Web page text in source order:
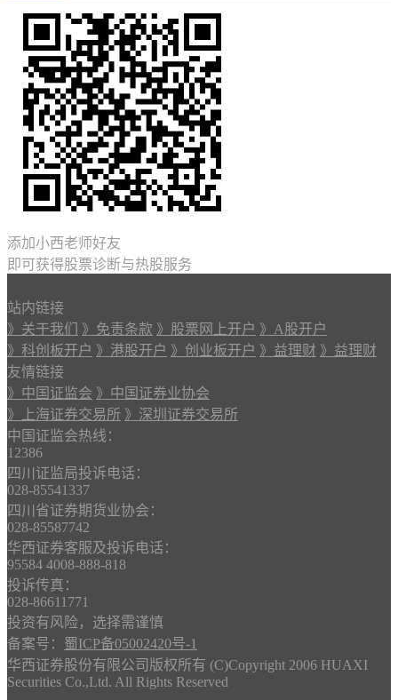
添加小西老师好友
即可获得股票诊断与热股服务
站内链接
》关于我们
》免责条款 》股票网上开户 》A股开户
》科创板开户 》港股开户 》创业板开户 》益理财 》益理财
友情链接
》中国证监会 》中国证券业协会
》上海证券交易所 》深圳证券交易所
中国证监会热线：
12386
四川证监局投诉电话：
028-85541337
四川省证券期货业协会：
028-85587742
华西证券客服及投诉电话：
95584 4008-888-818
投诉传真：
028-86611771
投资有风险，选择需谨慎
备案号： 蜀ICP备05002420号-1
华西证券股份有限公司版权所有 (C)Copyright 2006 HUAXI
Securities Co.,Ltd. All Rights Reserved